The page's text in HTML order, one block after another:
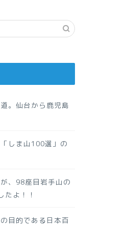
。仙台から鹿児島
しま山100選」の
、98座目岩手山の
たよ！！
目的である日本百